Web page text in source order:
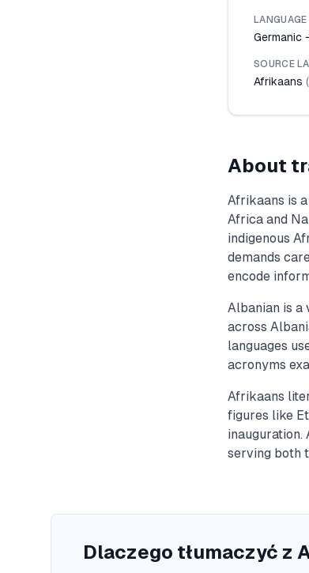
Germanic
SOURCE
Afrikaans (
About
Afrikaans is
Africa and
indigenous
demands
encode
Albanian is
across
languages
acronyms
Afrikaans
figures like
inauguration.
serving both
Dlaczego tłumaczyć z